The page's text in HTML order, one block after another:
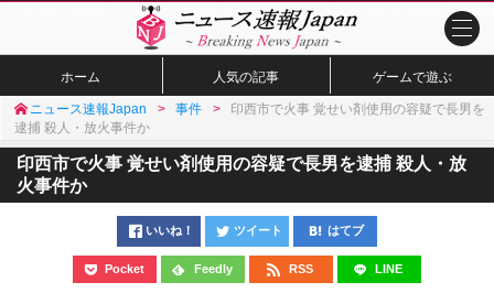
ホーム 人気の記事 ゲームで遊ぶ
ニュース速報Japan 事件
印西市で火事 覚せい剤使用の容疑で長男を
逮捕 殺人・放火事件か
印西市で火事 覚せい剤使用の容疑で長男を逮捕 殺人・放
火事件か
いいね！ ツイート はてブ
Pocket Feedly RSS LINE